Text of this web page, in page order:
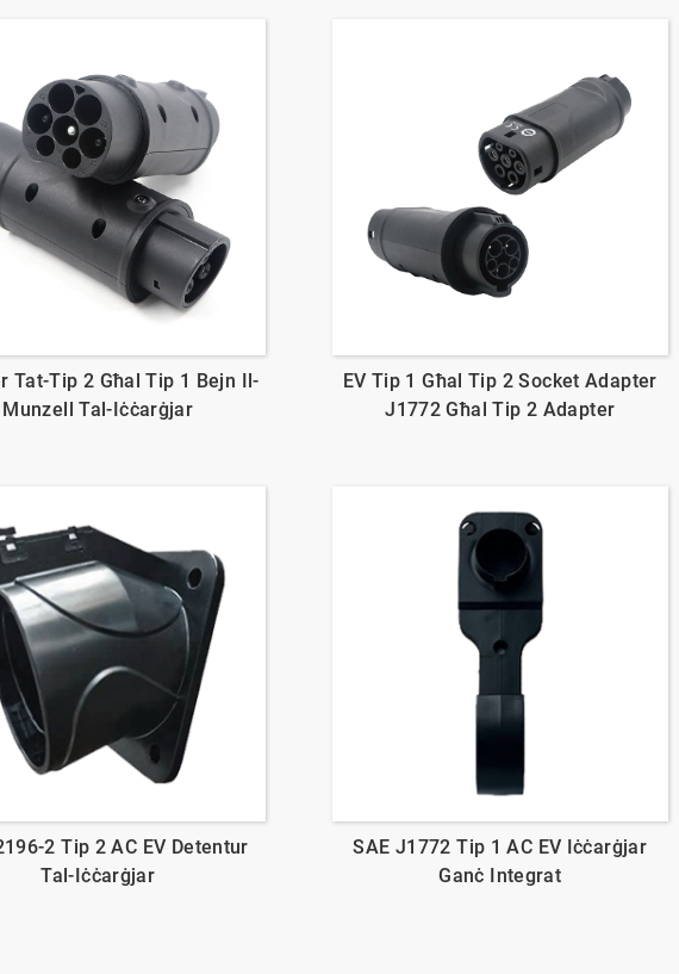
Tat-Tip 2 Għal Tip 1 Bejn Il-
Munzell Tal-Iċċarġjar
EV Tip 1 Għal Tip 2 Socket Adapter
J1772 Għal Tip 2 Adapter
2 Tip 2 AC EV Detentur
Tal-Iċċarġjar
SAE J1772 Tip 1 AC EV Iċċarġjar
Ganċ Integrat